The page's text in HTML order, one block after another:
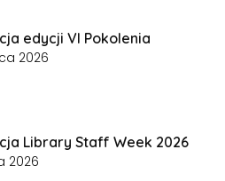
edycji VI Pokolenia
2026
Library Staff Week 2026
2026